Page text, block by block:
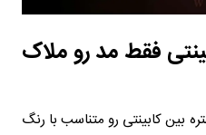
فقط مد رو ملاک
بین کابینتی رو متناسب با رنگ